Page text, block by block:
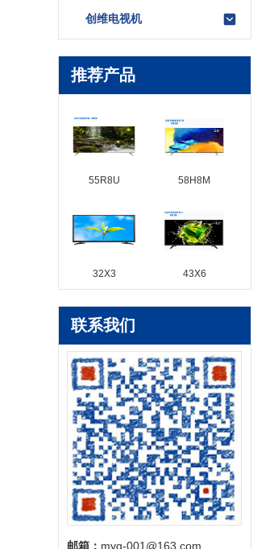
创维电视机
推荐产品
55R8U 58H8M
32X3 43X6
联系我们
邮箱： myg-001@163.com‬